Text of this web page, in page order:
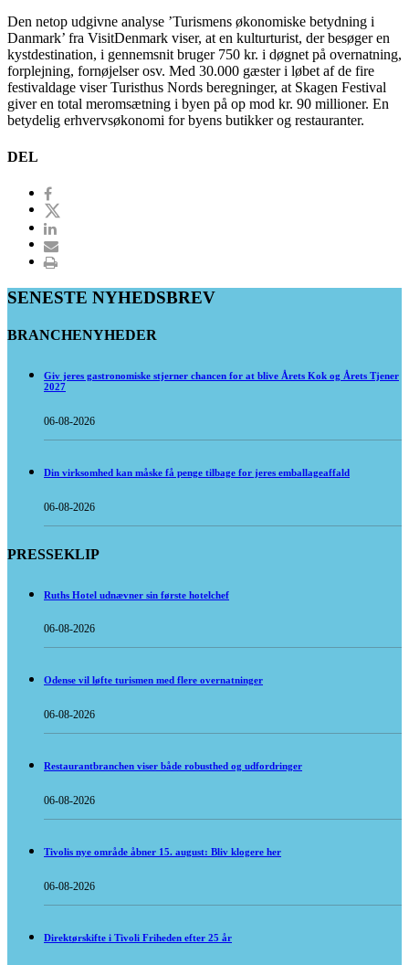
Den netop udgivne analyse ’Turismens økonomiske betydning i
Danmark’ fra VisitDenmark viser, at en kulturturist, der besøger en
kystdestination, i gennemsnit bruger 750 kr. i døgnet på overnatning,
forplejning, fornøjelser osv. Med 30.000 gæster i løbet af de fire
festivaldage viser Turisthus Nords beregninger, at Skagen Festival
giver en total meromsætning i byen på op mod kr. 90 millioner. En
betydelig erhvervsøkonomi for byens butikker og restauranter.
DEL
SENESTE NYHEDSBREV
BRANCHENYHEDER
Giv jeres gastronomiske stjerner chancen for at blive Årets Kok og Årets Tjener
2027
06-08-2026
Din virksomhed kan måske få penge tilbage for jeres emballageaffald
06-08-2026
PRESSEKLIP
Ruths Hotel udnævner sin første hotelchef
06-08-2026
Odense vil løfte turismen med flere overnatninger
06-08-2026
Restaurantbranchen viser både robusthed og udfordringer
06-08-2026
Tivolis nye område åbner 15. august: Bliv klogere her
06-08-2026
Direktørskifte i Tivoli Friheden efter 25 år